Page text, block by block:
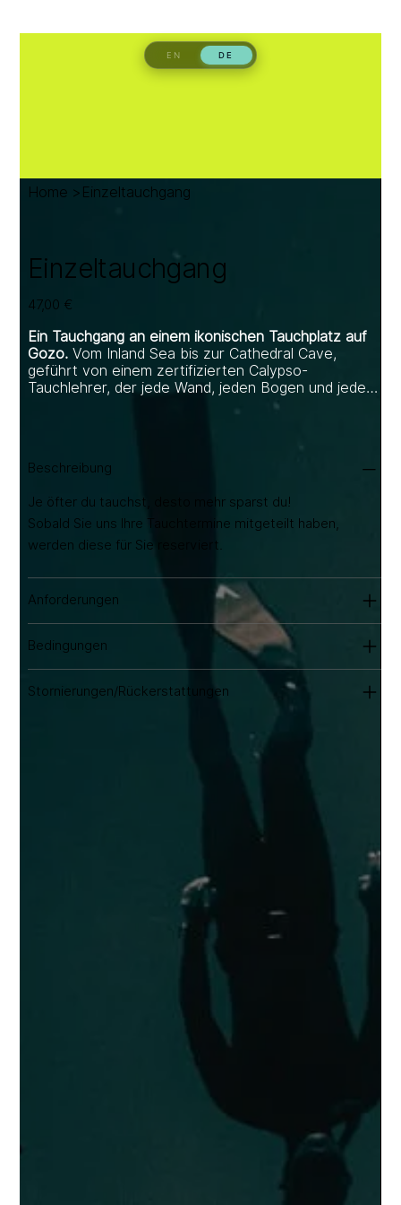
Home > Einzeltauchgang
Einzeltauchgang
Preis
47,00 €
Ein Tauchgang an einem ikonischen Tauchplatz auf
Gozo.Vom Inland Sea bis zur Cathedral Cave,
geführt von einem zertifizierten Calypso-
Tauchlehrer, der jede Wand, jeden Bogen und jede
Höhle kennt. Inklusive Pressluft, Blei, Trinkwasser
Beschreibung
Je öfter du tauchst, desto mehr sparst du!
Sobald Sie uns Ihre Tauchtermine mitgeteilt haben,
werden diese für Sie reserviert.
Anforderungen
Bedingungen
Stornierungen/Rückerstattungen